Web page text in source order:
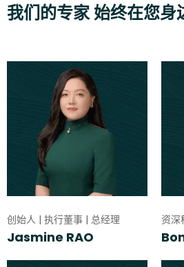
我们的专家 始终在您身
创始人 | 执行董事 | 总经理
Jasmine RAO
资深